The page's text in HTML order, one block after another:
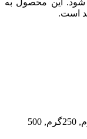
شود. این محصول به
است.
100 گرم, 150 گرم, 200 گرم, 250گرم, 500